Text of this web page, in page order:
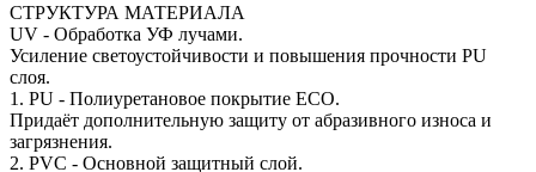
СТРУКТУРА МАТЕРИАЛА
UV - Обработка УФ лучами.
Усиление светоустойчивости и повышения прочности PU
слоя.
1. PU - Полиуретановое покрытие ECO.
Придаёт дополнительную защиту от абразивного износа и
загрязнения.
2. PVC - Основной защитный слой.